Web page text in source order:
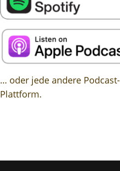
… oder jede andere Podcast-
Plattform.